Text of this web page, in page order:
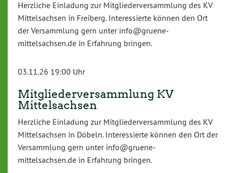
Herzliche Einladung zur Mitgliederversammlung des KV
Mittelsachsen in Freiberg. Interessierte können den Ort
der Versammlung gern unter info@gruene-
mittelsachsen.de in Erfahrung bringen.
03.11.26 19:00 Uhr
Mitgliederversammlung KV
Mittelsachsen
Herzliche Einladung zur Mitgliederversammlung des KV
Mittelsachsen in Döbeln. Interessierte können den Ort der
Versammlung gern unter info@gruene-
mittelsachsen.de in Erfahrung bringen.